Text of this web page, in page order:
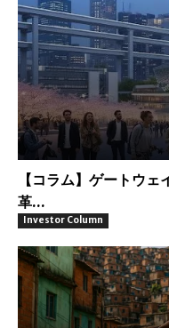
【コラム】ゲートウ
革...
Investor Column